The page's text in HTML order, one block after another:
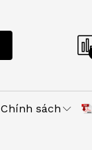
Chính sách